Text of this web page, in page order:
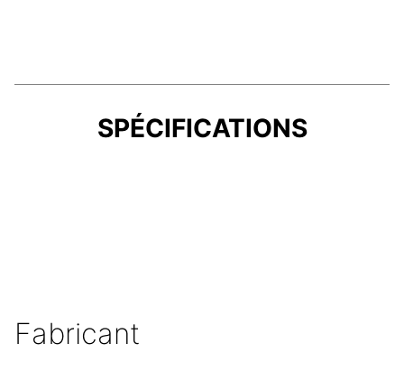
SPÉCIFICATIONS
Fabricant